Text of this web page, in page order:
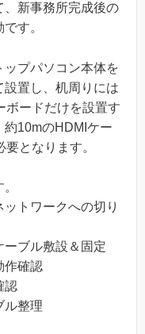
、新事務所完成後の
す。
ップパソコン本体を
置し、机周りには
ボードだけを設置す
約10mのHDMIケー
となります。
ットワークへの切り
ーブル敷設＆固定
作確認
認
ル整理